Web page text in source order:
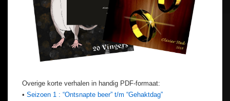
Overige korte verhalen in handig PDF-formaat:
• Seizoen 1 : “Ontsnapte beer” t/m “Gehaktdag”